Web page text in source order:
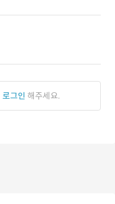
로그인 해주세요.